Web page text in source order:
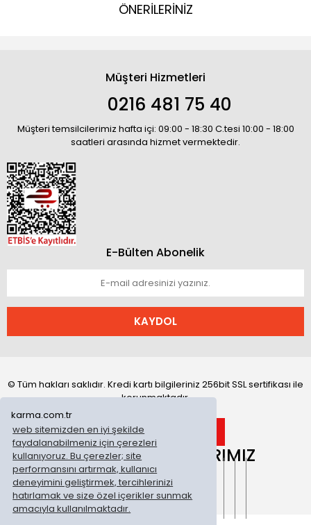
karma.com.tr
web sitemizden en iyi şekilde
faydalanabilmeniz için çerezleri
kullanıyoruz. Bu çerezler; site
performansını artırmak, kullanıcı
deneyimini geliştirmek, tercihlerinizi
hatırlamak ve size özel içerikler sunmak
amacıyla kullanılmaktadır.
ÖNERİLERİNİZ
Müşteri Hizmetleri
0216 481 75 40
Müşteri temsilcilerimiz hafta içi: 09:00 - 18:30 C.tesi 10:00 - 18:00
saatleri arasında hizmet vermektedir.
E-Bülten Abonelik
KAYDOL
© Tüm hakları saklıdır. Kredi kartı bilgileriniz 256bit SSL sertifikası ile
korunmaktadır.
ONLİNE MAĞAZALARIMIZ